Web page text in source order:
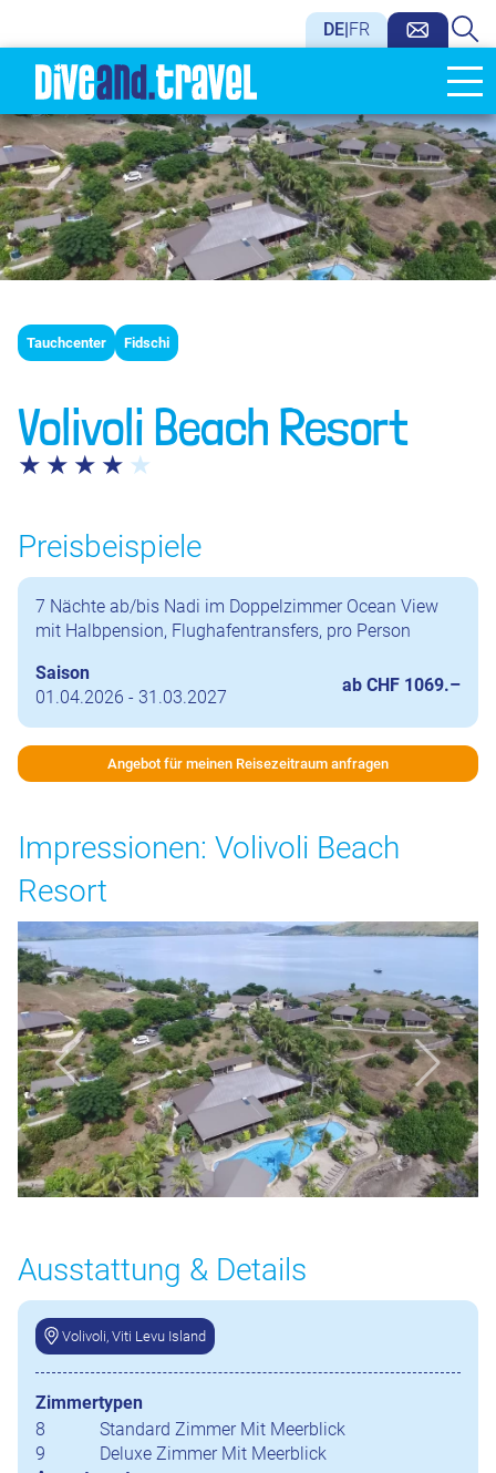
DE FR
Tauchcenter Fidschi
Volivoli Beach Resort
Preisbeispiele
7 Nächte ab/bis Nadi im Doppelzimmer Ocean View
mit Halbpension, Flughafentransfers, pro Person
Saison
01.04.2026 - 31.03.2027
ab CHF 1069.–
Angebot für meinen Reisezeitraum anfragen
Impressionen: Volivoli Beach
Resort
Ausstattung & Details
Volivoli, Viti Levu Island
Zimmertypen
8
Standard Zimmer Mit Meerblick
9
Deluxe Zimmer Mit Meerblick